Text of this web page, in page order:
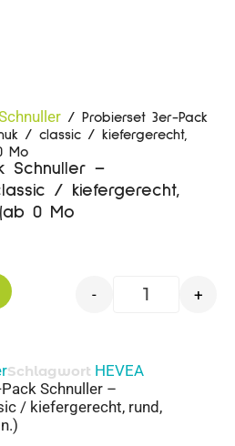
/ Probierset 3er-Pack
/ classic / kiefergerecht,
Mo
Schnuller –
/ kiefergerecht,
0 Mo
- +
Schlagwort HEVEA
Schnuller –
/ kiefergerecht, rund,